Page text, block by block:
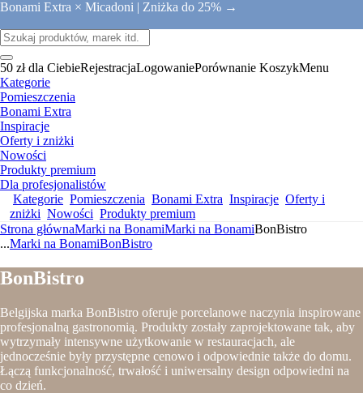
Bonami Extra × Micadoni | Zniżka do 25% →
50 zł dla CiebieRejestracjaLogowaniePorównanie KoszykMenu
Kategorie
Pomieszczenia
Bonami Extra
Inspiracje
Oferty i zniżki
Nowości
Produkty premium
Dla profesjonalistów
Kategorie Pomieszczenia Bonami Extra Inspiracje Oferty i
zniżki Nowości Produkty premium
Strona głównaMarki na BonamiMarki na BonamiBonBistro
...Marki na BonamiBonBistro
BonBistro
Belgijska marka BonBistro oferuje porcelanowe naczynia inspirowane
profesjonalną gastronomią. Produkty zostały zaprojektowane tak, aby
wytrzymały intensywne użytkowanie w restauracjach, ale
jednocześnie były przystępne cenowo i odpowiednie także do domu.
Łączą funkcjonalność, trwałość i uniwersalny design odpowiedni na
co dzień.